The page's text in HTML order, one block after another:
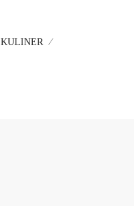
KULINER